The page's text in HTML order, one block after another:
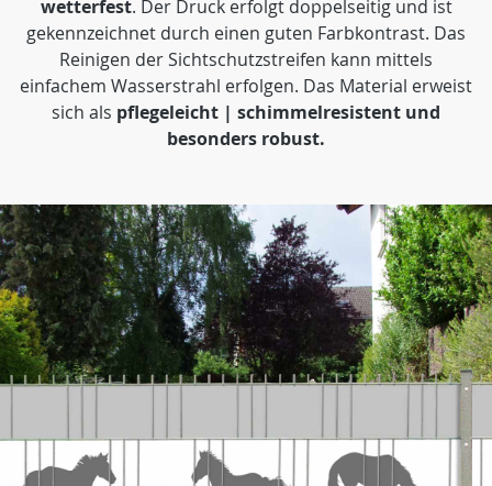
wetterfest. Der Druck erfolgt doppelseitig und ist
gekennzeichnet durch einen guten Farbkontrast. Das
Reinigen der Sichtschutzstreifen kann mittels
einfachem Wasserstrahl erfolgen. Das Material erweist
sich als pflegeleicht | schimmelresistent und
besonders robust.